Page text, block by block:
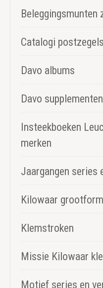
Beleggingsmunten
Catalogi
Davo albums
Davo supplementen
Insteekboeken
merken
Jaargangen series
Kilowaar
Klemstroken
Missie Kilowaar
Motief series en